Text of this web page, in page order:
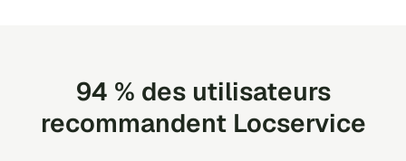
94 % des utilisateurs
recommandent Locservice